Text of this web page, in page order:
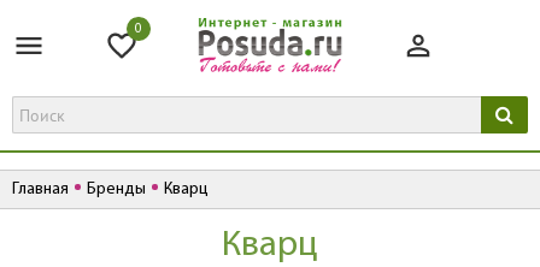
0
Главная Бренды Кварц
Кварц